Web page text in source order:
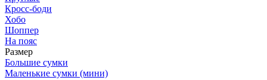
Кросс-боди
Хобо
Шоппер
На пояс
Размер
Большие сумки
Маленькие сумки (мини)